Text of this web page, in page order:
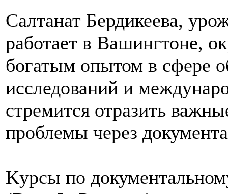
Салтанат Бердикеева,
работает в Вашингтоне,
богатым опытом в сфере
исследований и
стремится отразить
проблемы через
Kурсы по